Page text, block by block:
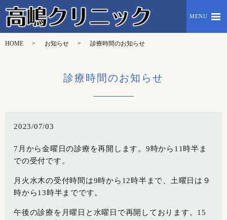
MENU
HOME お知らせ 診療時間のお知らせ
診療時間のお知らせ
2023/07/03
7月から金曜日の診療を再開します。9時から11時半ま
での受付です。
月火水木の受付時間は9時から12時半まで、土曜日は９
時から13時半までです。
午後の診療を月曜日と水曜日で再開しております。15